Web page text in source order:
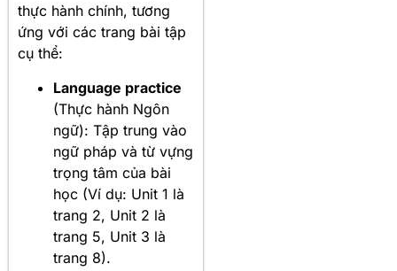
thực hành chính, tương
ứng với các trang bài tập
cụ thể:
Language practice
(Thực hành Ngôn
ngữ): Tập trung vào
ngữ pháp và từ vựng
trọng tâm của bài
học (Ví dụ: Unit 1 là
trang 2, Unit 2 là
trang 5, Unit 3 là
trang 8).